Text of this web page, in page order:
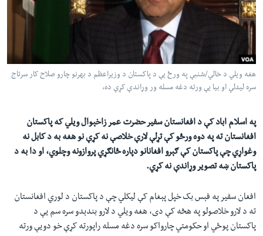
دلته
مخکې
مرکزي
لټون
اداریه
Learning English
FOLLOW US
ژبې
هغه ويلي د خالي/شنبې په ورځ يې د پاکستان د وزیراعظم د بهرنو چارو صلاح کار سرتاج
سره ليدلي او بیا يې ورته دغه مسله ور وړاندې کړې ده،
په اسلام اباد کې د افغانستان سفير حضرت عمر زاخېوال ويلي که پاکستان
افغانستان ته په دوه ورځو کې تړلې لارې خلاصې نه کړې نو هغه به د کابل نه
وغواړي چې پاکستان کې ګېرو افغانانو دپاره ځانګړي پروازونه وچلوي، او دا به د
پاکستان ښه تصوير وړاندې نه کړي.
افغان سفیر په فېس بک خپل پېغام کې ليکلي چې د پاکستان د لوري افغانستان
ته د لارو خلاصولو په هڅه کې دی، هغه ويلي د لارو بندېدو سره سم يې د
پاکستان پوځي او حکومتي چارواکو سره دغه مسله راپورته کړې خو دويې ورته